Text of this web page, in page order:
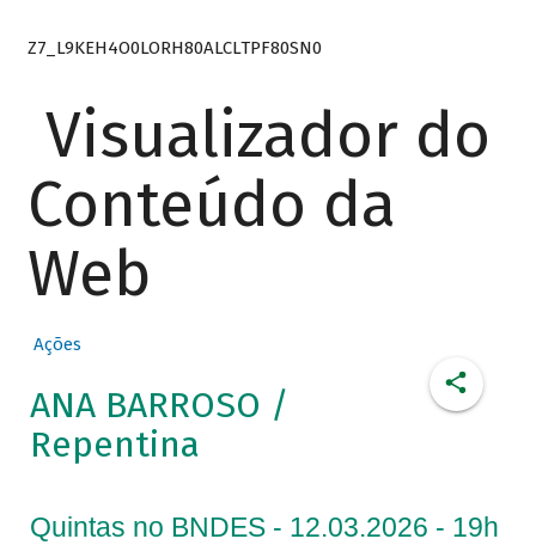
Z7_L9KEH4O0LORH80ALCLTPF80SN0
Visualizador do
Conteúdo da
Web
Ações
ANA BARROSO /
Repentina
Quintas no BNDES - 12.03.2026 - 19h